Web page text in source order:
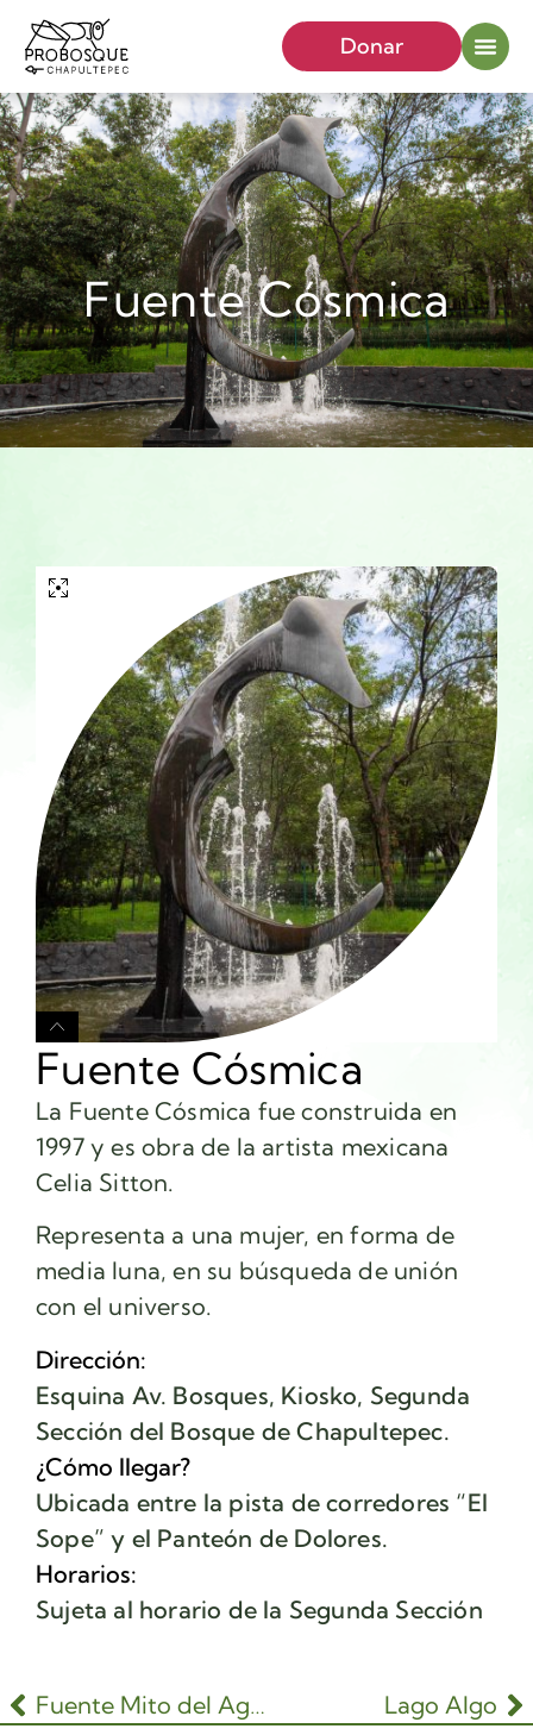
Donar
Fuente Cósmica
Fuente Cósmica
La Fuente Cósmica fue construida en
1997 y es obra de la artista mexicana
Celia Sitton.
Representa a una mujer, en forma de
media luna, en su búsqueda de unión
con el universo.
Dirección:
Esquina Av. Bosques, Kiosko, Segunda
Sección del Bosque de Chapultepec.
¿Cómo llegar?
Ubicada entre la pista de corredores “El
Sope” y el Panteón de Dolores.
Horarios:
Sujeta al horario de la Segunda Sección
Fuente Mito del Agua Lago Algo